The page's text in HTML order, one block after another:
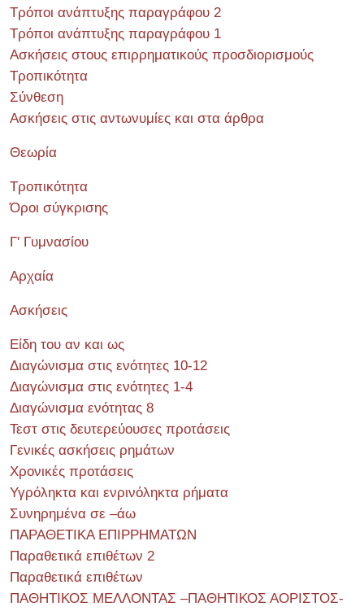
Τρόποι ανάπτυξης παραγράφου 2
Τρόποι ανάπτυξης παραγράφου 1
Ασκήσεις στους επιρρηματικούς προσδιορισμούς
Τροπικότητα
Σύνθεση
Ασκήσεις στις αντωνυμίες και στα άρθρα
Θεωρία
Τροπικότητα
Όροι σύγκρισης
Γ' Γυμνασίου
Αρχαία
Ασκήσεις
Είδη του αν και ως
Διαγώνισμα στις ενότητες 10-12
Διαγώνισμα στις ενότητες 1-4
Διαγώνισμα ενότητας 8
Τεστ στις δευτερεύουσες προτάσεις
Γενικές ασκήσεις ρημάτων
Χρονικές προτάσεις
Υγρόληκτα και ενρινόληκτα ρήματα
Συνηρημένα σε –άω
ΠΑΡΑΘΕΤΙΚΑ ΕΠΙΡΡΗΜΑΤΩΝ
Παραθετικά επιθέτων 2
Παραθετικά επιθέτων
ΠΑΘΗΤΙΚΟΣ ΜΕΛΛΟΝΤΑΣ –ΠΑΘΗΤΙΚΟΣ ΑΟΡΙΣΤΟΣ-